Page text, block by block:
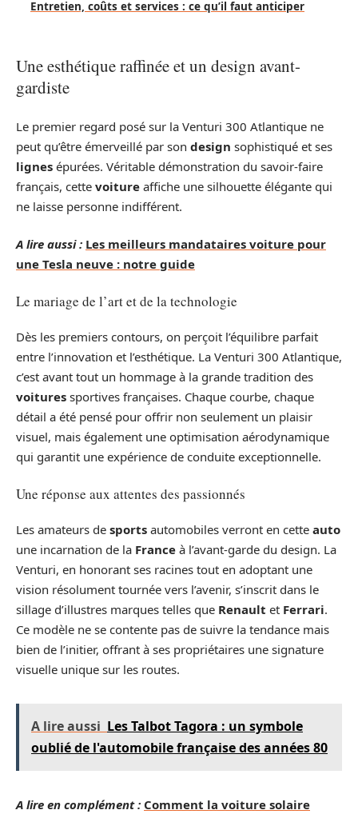
Entretien, coûts et services : ce qu’il faut anticiper
Une esthétique raffinée et un design avant-
gardiste
Le premier regard posé sur la Venturi 300 Atlantique ne
peut qu’être émerveillé par son design sophistiqué et ses
lignes épurées. Véritable démonstration du savoir-faire
français, cette voiture affiche une silhouette élégante qui
ne laisse personne indifférent.
A lire aussi : Les meilleurs mandataires voiture pour
une Tesla neuve : notre guide
Le mariage de l’art et de la technologie
Dès les premiers contours, on perçoit l’équilibre parfait
entre l’innovation et l’esthétique. La Venturi 300 Atlantique,
c’est avant tout un hommage à la grande tradition des
voitures sportives françaises. Chaque courbe, chaque
détail a été pensé pour offrir non seulement un plaisir
visuel, mais également une optimisation aérodynamique
qui garantit une expérience de conduite exceptionnelle.
Une réponse aux attentes des passionnés
Les amateurs de sports automobiles verront en cette auto
une incarnation de la France à l’avant-garde du design. La
Venturi, en honorant ses racines tout en adoptant une
vision résolument tournée vers l’avenir, s’inscrit dans le
sillage d’illustres marques telles que Renault et Ferrari.
Ce modèle ne se contente pas de suivre la tendance mais
bien de l’initier, offrant à ses propriétaires une signature
visuelle unique sur les routes.
A lire aussi Les Talbot Tagora : un symbole
oublié de l'automobile française des années 80
A lire en complément : Comment la voiture solaire